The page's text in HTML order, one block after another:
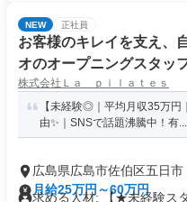
NEW 正社員
お客様のキレイを支え、
オのオープニングスタッ
株式会社Ｌａ ｐｉｌａｔｅｓ
【未経験◎｜平均月収35万円
由✨｜SNSで話題沸騰中！有...
広島県広島市佐伯区五日市
月給25万円～60万円
求める人材: 【★未経験ス